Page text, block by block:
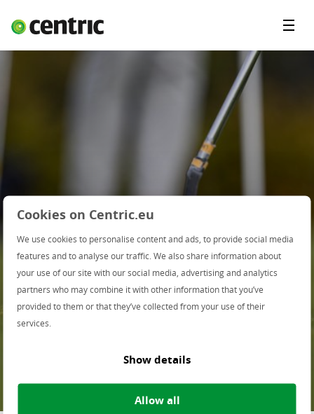
Cookies on Centric.eu
We use cookies to personalise content and ads, to provide social media
features and to analyse our traffic. We also share information about
your use of our site with our social media, advertising and analytics
partners who may combine it with other information that you’ve
provided to them or that they’ve collected from your use of their
services.
Show details
Allow all
Oplossingen
Bedankt voor je
aanmelding voor de
golfmiddag